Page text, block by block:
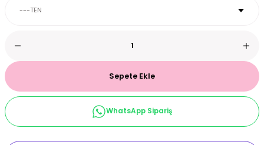
Sepete Ekle
WhatsApp Sipariş